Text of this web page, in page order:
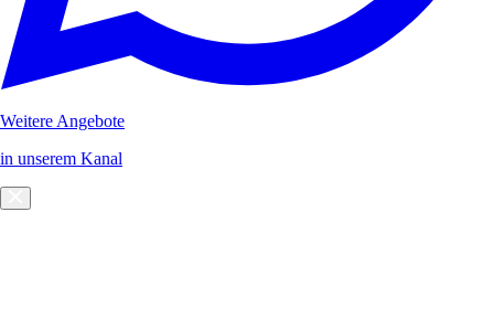
Weitere Angebote
in unserem Kanal